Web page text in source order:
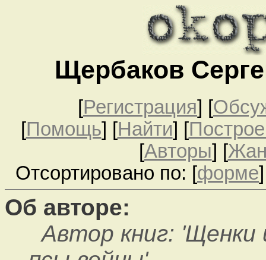
Щербаков
[Регистрация] [
[Помощь] [Найти] [
[Авторы] [
Отсортировано по: [форме
Об авторе:
Автор книг: 'Щенки